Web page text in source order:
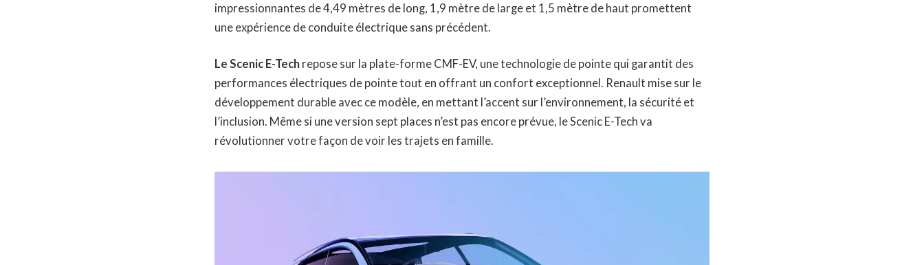
impressionnantes de 4,49 mètres de long, 1,9 mètre de large et 1,5 mètre de haut promettent
une expérience de conduite électrique sans précédent.
Le Scenic E-Tech repose sur la plate-forme CMF-EV, une technologie de pointe qui garantit des
performances électriques de pointe tout en offrant un confort exceptionnel. Renault mise sur le
développement durable avec ce modèle, en mettant l’accent sur l’environnement, la sécurité et
l’inclusion. Même si une version sept places n’est pas encore prévue, le Scenic E-Tech va
révolutionner votre façon de voir les trajets en famille.